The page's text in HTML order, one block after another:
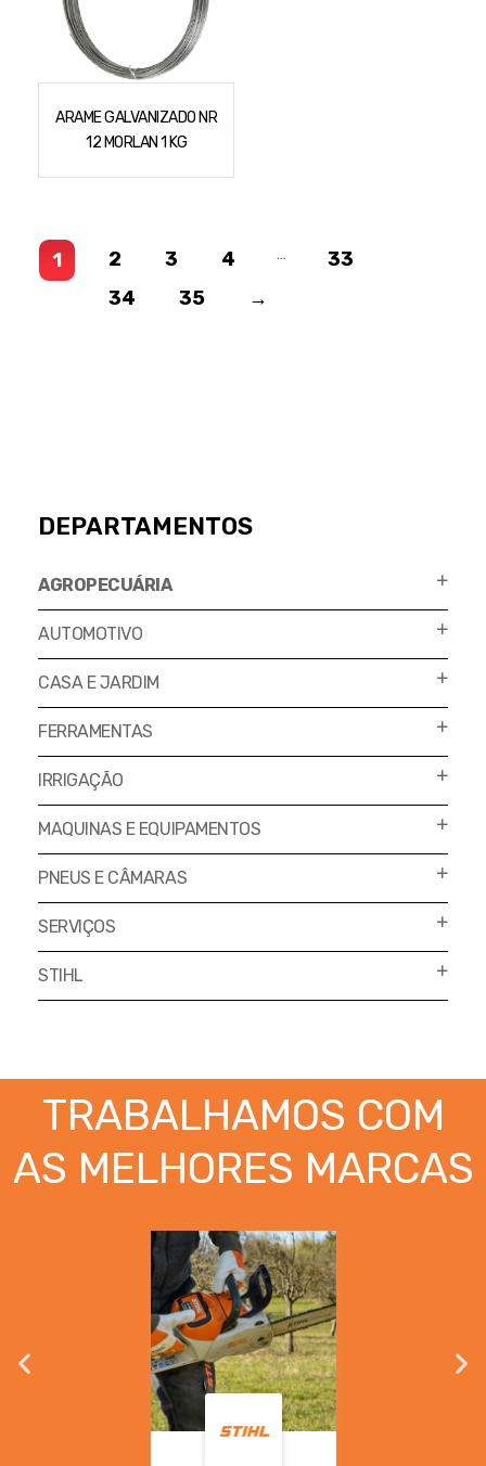
ARAME GALVANIZADO NR
12 MORLAN 1 KG
1 2 3 4 …
33
34
35 →
DEPARTAMENTOS
AGROPECUÁRIA
AUTOMOTIVO
CASA E JARDIM
FERRAMENTAS
IRRIGAÇÃO
MAQUINAS E EQUIPAMENTOS
PNEUS E CÂMARAS
SERVIÇOS
STIHL
TRABALHAMOS COM
AS MELHORES MARCAS